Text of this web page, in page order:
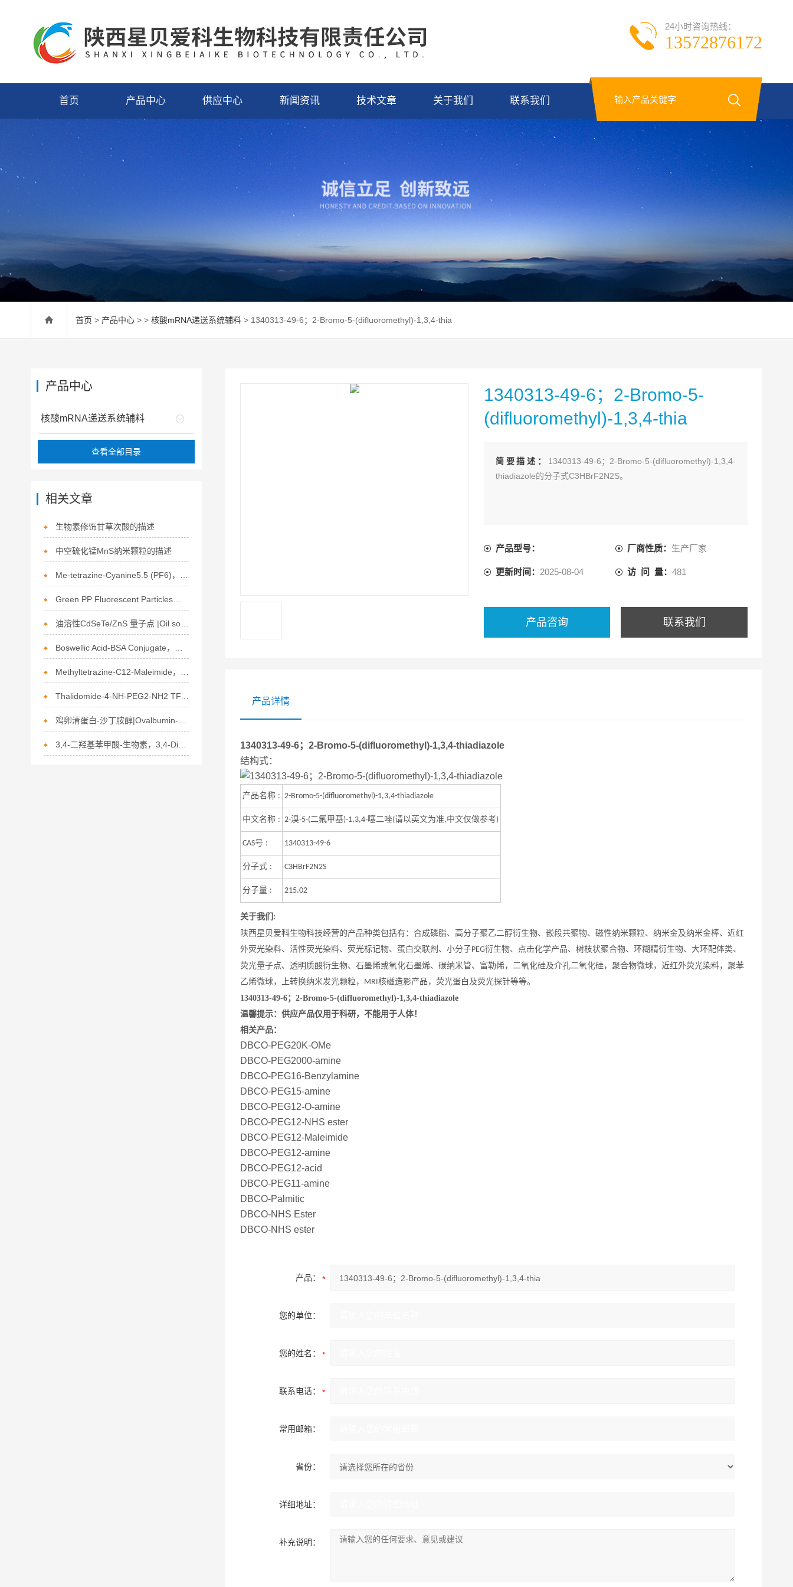
24小时咨询热线：
13572876172
首页 产品中心 供应中心 新闻资讯 技术文章 关于我们 联系我们
首页 > 产品中心 > > 核酸mRNA递送系统辅料 > 1340313-49-6；2-Bromo-5-(difluoromethyl)-1,3,4-thia
1340313-49-6；2-Bromo-5-
(difluoromethyl)-1,3,4-thia
简要描述： 1340313-49-6；2-Bromo-5-(difluoromethyl)-1,3,4-
thiadiazole的分子式C3HBrF2N2S。
产品型号： 厂商性质： 生产厂家
更新时间： 2025-08-04 访 问 量：481
产品咨询 联系我们
产品详情
1340313-49-6；2-Bromo-5-(difluoromethyl)-1,3,4-thiadiazole
结构式：
产品名称 : 2-Bromo-5-(difluoromethyl)-1,3,4-thiadiazole
中文名称 : 2-溴-5-(二氟甲基)-1,3,4-噻二唑(请以英文为准,中文仅做参考)
CAS号 : 1340313-49-6
分子式 : C3HBrF2N2S
分子量 : 215.02
关于我们 :
陕西星贝爱科生物科技经营的产品种类包括有：合成磷脂、高分子聚乙二醇衍生物、嵌段共聚物、磁性纳米颗粒、纳米金及纳米金棒、近红
外荧光染料、活性荧光染料、荧光标记物、蛋白交联剂、小分子PEG衍生物、点击化学产品、树枝状聚合物、环糊精衍生物、大环配体类、
荧光量子点、透明质酸衍生物、石墨烯或氧化石墨烯、碳纳米管、富勒烯，二氧化硅及介孔二氧化硅，聚合物微球，近红外荧光染料，聚苯
乙烯微球，上转换纳米发光颗粒， MRI核磁造影产品，荧光蛋白及荧光探针等等。
1340313-49-6；2-Bromo-5-(difluoromethyl)-1,3,4-thiadiazole
温馨提示：供应产品仅用于科研，不能用于人体！
相关产品：
DBCO-PEG20K-OMe
DBCO-PEG2000-amine
DBCO-PEG16-Benzylamine
DBCO-PEG15-amine
DBCO-PEG12-O-amine
DBCO-PEG12-NHS ester
DBCO-PEG12-Maleimide
DBCO-PEG12-amine
DBCO-PEG12-acid
DBCO-PEG11-amine
DBCO-Palmitic
DBCO-NHS Ester
DBCO-NHS ester
产品：
您的单位：
您的姓名：
联系电话：
常用邮箱：
省份：
详细地址：
补充说明：
产品中心
核酸mRNA递送系统辅料
查看全部目录
相关文章
生物素修饰甘草次酸的描述
中空硫化锰MnS纳米颗粒的描述
Green PP Fluorescent Particles，绿色荧光修饰的PP微球的介绍
油溶性CdSeTe/ZnS 量子点 |Oil soluble CdSeTe/ZnS quantum dot的介绍
Thalidomide-4-NH-PEG2-NH2 TFA；2768514-20-9，2093416-32-9的描述
3,4-二羟基苯甲酸-生物素，3,4-Dihydroxybenzoic acid-Biotin的描述